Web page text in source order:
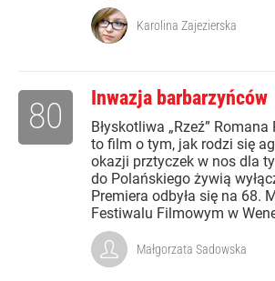
Karolina Zajezierska
Inwazja barbarzyńców
Błyskotliwa „Rzeź”
to film o tym, jak rodzi się
okazji prztyczek w nos dla
do Polańskiego żywią
Premiera odbyła się na 68.
Festiwalu Filmowym w
80
Małgorzata Sadowska